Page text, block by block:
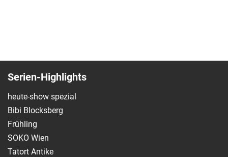
Serien-Highlights
heute-show spezial
Bibi Blocksberg
Frühling
SOKO Wien
Tatort Antike